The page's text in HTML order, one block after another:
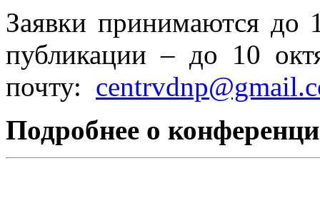
Заявки принимаются до
публикации – до 10
почту:
Подробнее о